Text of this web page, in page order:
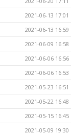
2021-06-13 17:01
2021-06-13 16:59
2021-06-09 16:58
2021-06-06 16:56
2021-06-06 16:53
2021-05-23 16:51
2021-05-22 16:48
2021-05-15 16:45
2021-05-09 19:30